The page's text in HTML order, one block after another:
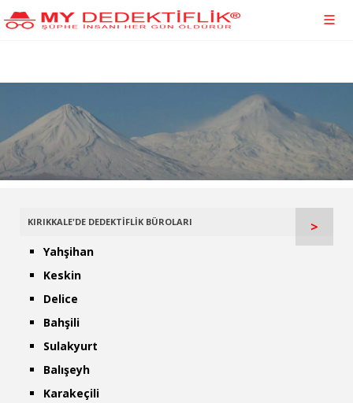
KIRIKKALE'DE DEDEKTİFLİK BÜROLARI >
Yahşihan
Keskin
Delice
Bahşili
Sulakyurt
Balışeyh
Karakeçili